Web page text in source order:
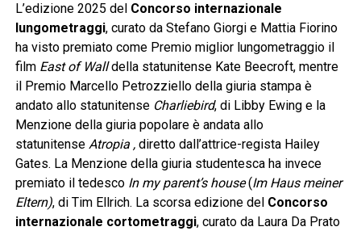
L’edizione 2025 del Concorso internazionale
lungometraggi, curato da Stefano Giorgi e Mattia Fiorino
ha visto premiato come Premio miglior lungometraggio il
film East of Walldella statunitense Kate Beecroft, mentre
il Premio Marcello Petrozziello della giuria stampa è
andato allo statunitense Charliebird, di Libby Ewing e la
Menzione della giuria popolare è andata allo
statunitense Atropia , diretto dall’attrice-regista Hailey
Gates. La Menzione della giuria studentesca ha invece
premiato il tedescoIn my parent’s house(Im Haus meiner
Eltern), di Tim Ellrich. La scorsa edizione del Concorso
internazionale cortometraggi, curato da Laura Da Prato